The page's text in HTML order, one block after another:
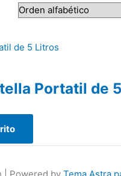
Portatil de